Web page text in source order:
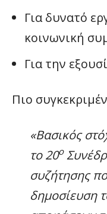
Για δυνατό
κοινωνική
Για την
Πιο
«Βασικός
το 20ο
συζήτησης
δημοσίευση